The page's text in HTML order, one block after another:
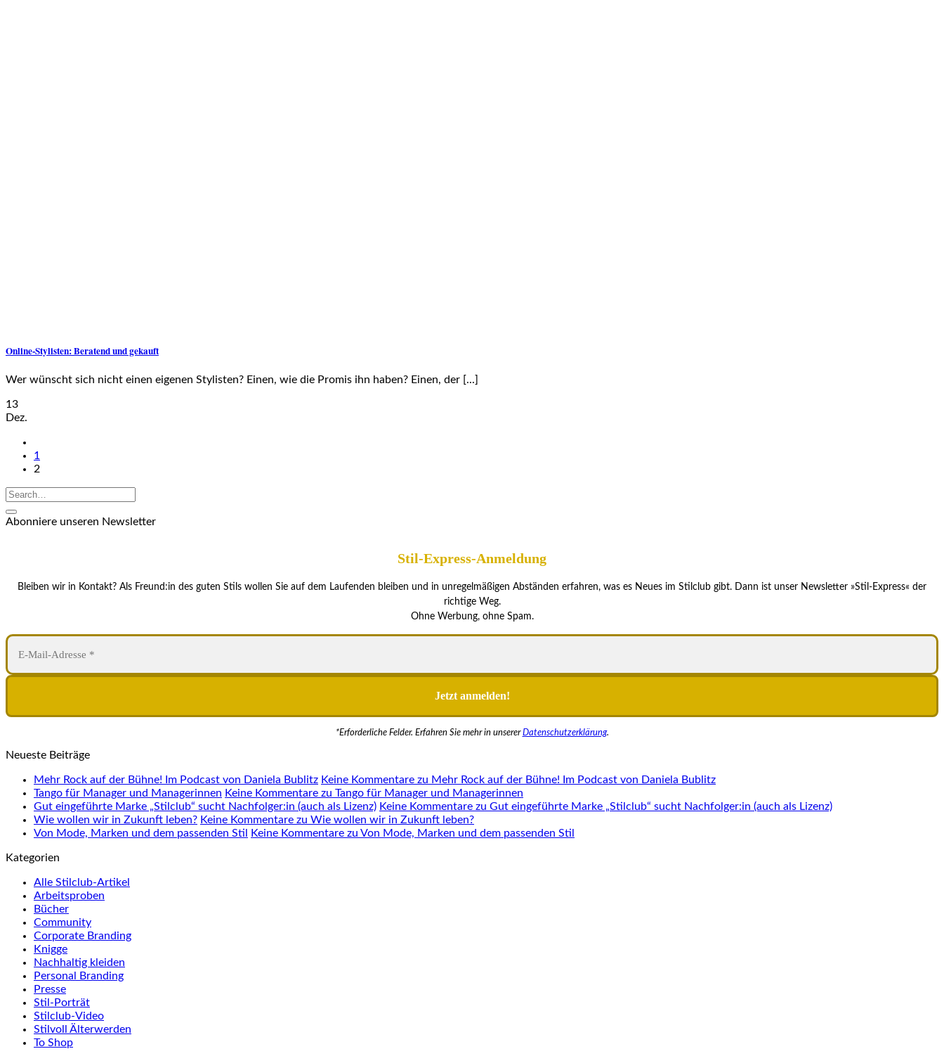
Online-Stylisten: Beratend und gekauft
Wer wünscht sich nicht einen eigenen Stylisten? Einen, wie die Promis ihn haben? Einen, der [...]
13
Dez.
1
2
Abonniere unseren Newsletter
Stil-Express-Anmeldung
Bleiben wir in Kontakt? Als Freund:in des guten Stils wollen Sie auf dem Laufenden bleiben und in unregelmäßigen Abständen erfahren, was es Neues im Stilclub gibt. Dann ist unser Newsletter »Stil-Express« der
richtige Weg.
Ohne Werbung, ohne Spam.
*Erforderliche Felder. Erfahren Sie mehr in unsererDatenschutzerklärung.
Neueste Beiträge
Mehr Rock auf der Bühne! Im Podcast von Daniela Bublitz Keine Kommentare zu Mehr Rock auf der Bühne! Im Podcast von Daniela Bublitz
Tango für Manager und Managerinnen Keine Kommentare zu Tango für Manager und Managerinnen
Gut eingeführte Marke „Stilclub“ sucht Nachfolger:in (auch als Lizenz) Keine Kommentare zu Gut eingeführte Marke „Stilclub“ sucht Nachfolger:in (auch als Lizenz)
Wie wollen wir in Zukunft leben? Keine Kommentare zu Wie wollen wir in Zukunft leben?
Von Mode, Marken und dem passenden Stil
Keine Kommentare zu Von Mode, Marken und dem passenden Stil
Kategorien
Alle Stilclub-Artikel
Arbeitsproben
Bücher
Community
Corporate Branding
Knigge
Nachhaltig kleiden
Personal Branding
Presse
Stil-Porträt
Stilclub-Video
Stilvoll Älterwerden
To Shop